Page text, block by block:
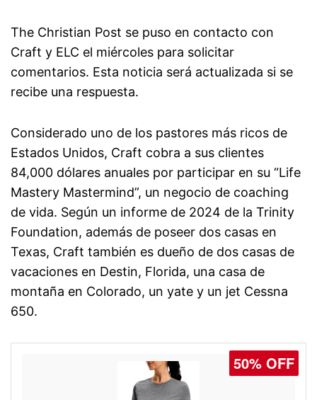
The Christian Post se puso en contacto con
Craft y ELC el miércoles para solicitar
comentarios. Esta noticia será actualizada si se
recibe una respuesta.
Considerado uno de los pastores más ricos de
Estados Unidos, Craft cobra a sus clientes
84,000 dólares anuales por participar en su “Life
Mastery Mastermind”, un negocio de coaching
de vida. Según un informe de 2024 de la Trinity
Foundation, además de poseer dos casas en
Texas, Craft también es dueño de dos casas de
vacaciones en Destin, Florida, una casa de
montaña en Colorado, un yate y un jet Cessna
650.
50% OFF
50% OFF